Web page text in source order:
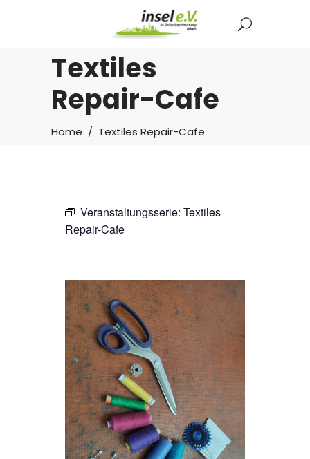
Textiles
Repair-Cafe
Home / Textiles Repair-Cafe
Veranstaltungsserie: Textiles
Repair-Cafe